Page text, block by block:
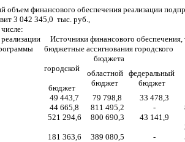
объем финансового обеспечения реализации
3 042 345,0 тыс. руб.,
Источники финансового обеспечения,
бюджетные ассигнования городского
бюджета
городской
бюджет
областной
бюджет
федеральный
бюджет
49 443,7 79 798,8 33 478,3
44 665,8 811 495,2 -
521 294,6 800 690,3
43 141,9
181 363,6 389 080,5 -